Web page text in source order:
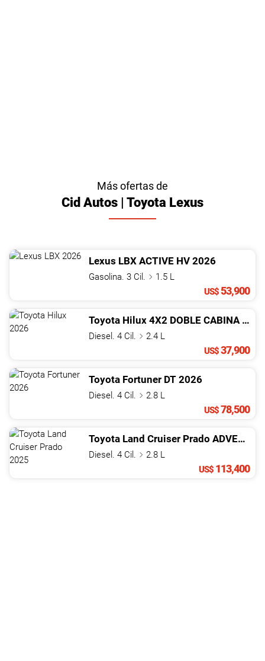
Más ofertas de
Cid Autos | Toyota Lexus
Lexus LBX ACTIVE HV 2026
Gasolina. 3 Cil.
1.5 L
US$53,900
Toyota Hilux 4X2 DOBLE CABINA MECáNICA
Diesel. 4 Cil.
2.4 L
US$37,900
Toyota Fortuner DT 2026
Diesel. 4 Cil.
2.8 L
US$78,500
Toyota Land Cruiser Prado ADVENTURE 1A
Diesel. 4 Cil.
2.8 L
US$ 113,400